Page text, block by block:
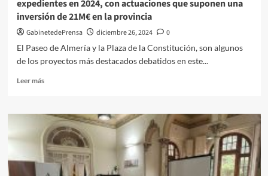
“velan
por
la
de
los
los
año”
expedientes en 2024, con actuaciones que suponen una
inversión de 21M€ en la provincia
GabinetedePrensa diciembre 26, 2024
0
El Paseo de Almería y la Plaza de la Constitución, son algunos
de los proyectos más destacados debatidos en este...
Leer másLeer
La
Comisión
Provincial
de
Patrimonio
informó